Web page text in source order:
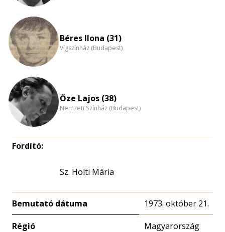
Béres Ilona (31)
Vígszínház (Budapest)
Őze Lajos (38)
Nemzeti Színház (Budapest)
Fordító:
Sz. Holti Mária
Bemutató dátuma 1973. október 21.
Régió
Magyarország